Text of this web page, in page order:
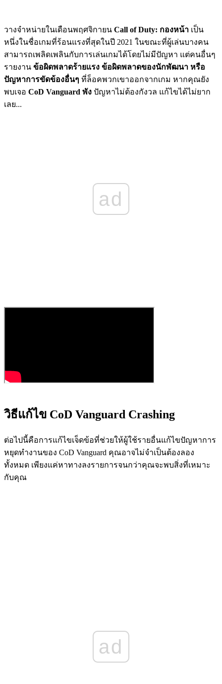
วางจำหน่ายในเดือนพฤศจิกายน Call of Duty: กองหน้า เป็น
หนึ่งในชื่อเกมที่ร้อนแรงที่สุดในปี 2021 ในขณะที่ผู้เล่นบางคน
สามารถเพลิดเพลินกับการเล่นเกมได้โดยไม่มีปัญหา แต่คนอื่นๆ
รายงาน ข้อผิดพลาดร้ายแรง ข้อผิดพลาดของนักพัฒนา หรือ
ปัญหาการขัดข้องอื่นๆ ที่ล็อคพวกเขาออกจากเกม หากคุณยัง
พบเจอ CoD Vanguard พัง ปัญหาไม่ต้องกังวล แก้ไขได้ไม่ยาก
เลย...
ad
วิธีแก้ไข CoD Vanguard Crashing
ต่อไปนี้คือการแก้ไขเจ็ดข้อที่ช่วยให้ผู้ใช้รายอื่นแก้ไขปัญหาการ
หยุดทำงานของ CoD Vanguard คุณอาจไม่จำเป็นต้องลอง
ทั้งหมด เพียงแค่หาทางลงรายการจนกว่าคุณจะพบสิ่งที่เหมาะ
กับคุณ
ad